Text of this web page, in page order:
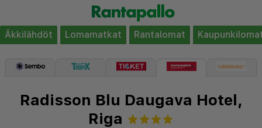
Äkkilähdöt Lomamatkat Rantalomat
Radisson Blu Daugava Hotel,
Riga